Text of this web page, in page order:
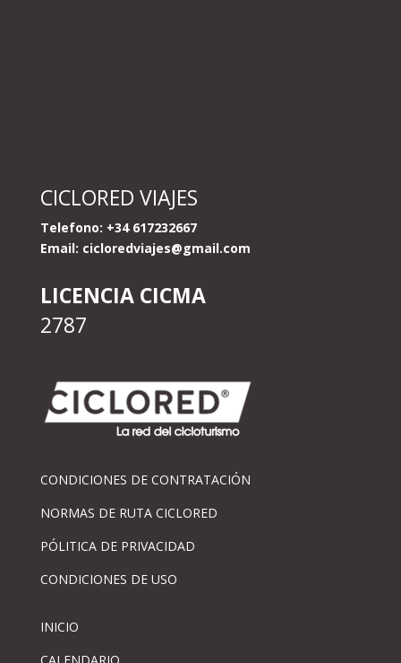
CICLORED VIAJES
Telefono: +34 617232667
Email: cicloredviajes@gmail.com
LICENCIA CICMA
2787
CONDICIONES DE CONTRATACIÓN
NORMAS DE RUTA CICLORED
PÓLITICA DE PRIVACIDAD
CONDICIONES DE USO
INICIO